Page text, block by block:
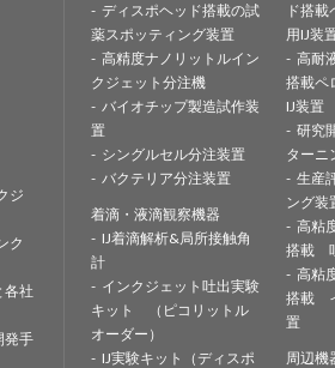
ジ
ク
社
発手
ディスポヘッド搭載の試
薬スポッティング装置
高精度ナノリットルイン
クジェット分注機
バイオチップ製造試作装
置
シングルセル分注装置
バクテリア分注装置
着滴・液滴観察機器
IJ着滴解析&局所接触角
計
インクジェット吐出実験
キット （ピコリットル
オーダー）
IJ実験キット（ディスポ
ド搭
用IJ装
高耐
搭載ペ
IJ装置
研究
ターニ
生産
ング装
高粘
搭載
高粘
搭載
置
周辺機